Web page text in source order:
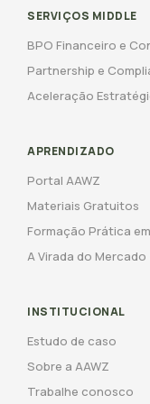
SERVIÇOS MIDDLE
BPO Financeiro e
Partnership e
Aceleração
APRENDIZADO
Portal AAWZ
Materiais Gratuitos
Formação Prática
A Virada do Mercado
INSTITUCIONAL
Estudo de caso
Sobre a AAWZ
Trabalhe conosco